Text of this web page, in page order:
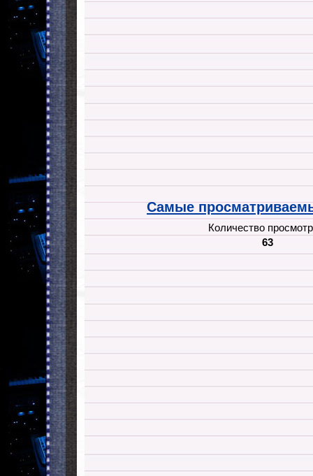
Самые
Количество
63